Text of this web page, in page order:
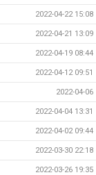
2022-04-22 15:08
2022-04-21 13:09
2022-04-19 08:44
2022-04-12 09:51
2022-04-06
2022-04-04 13:31
2022-04-02 09:44
2022-03-30 22:18
2022-03-26 19:35